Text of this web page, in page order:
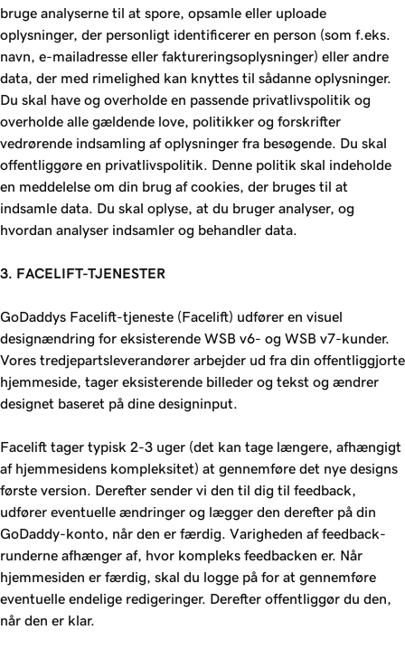
bruge analyserne til at spore, opsamle eller uploade
oplysninger, der personligt identificerer en person (som f.eks.
navn, e-mailadresse eller faktureringsoplysninger) eller andre
data, der med rimelighed kan knyttes til sådanne oplysninger.
Du skal have og overholde en passende privatlivspolitik og
overholde alle gældende love, politikker og forskrifter
vedrørende indsamling af oplysninger fra besøgende. Du skal
offentliggøre en privatlivspolitik. Denne politik skal indeholde
en meddelelse om din brug af cookies, der bruges til at
indsamle data. Du skal oplyse, at du bruger analyser, og
hvordan analyser indsamler og behandler data.
3. FACELIFT-TJENESTER
GoDaddys Facelift-tjeneste (Facelift) udfører en visuel
designændring for eksisterende WSB v6- og WSB v7-kunder.
Vores tredjepartsleverandører arbejder ud fra din offentliggjorte
hjemmeside, tager eksisterende billeder og tekst og ændrer
designet baseret på dine designinput.
Facelift tager typisk 2-3 uger (det kan tage længere, afhængigt
af hjemmesidens kompleksitet) at gennemføre det nye designs
første version. Derefter sender vi den til dig til feedback,
udfører eventuelle ændringer og lægger den derefter på din
GoDaddy-konto, når den er færdig. Varigheden af feedback-
runderne afhænger af, hvor kompleks feedbacken er. Når
hjemmesiden er færdig, skal du logge på for at gennemføre
eventuelle endelige redigeringer. Derefter offentliggør du den,
når den er klar.